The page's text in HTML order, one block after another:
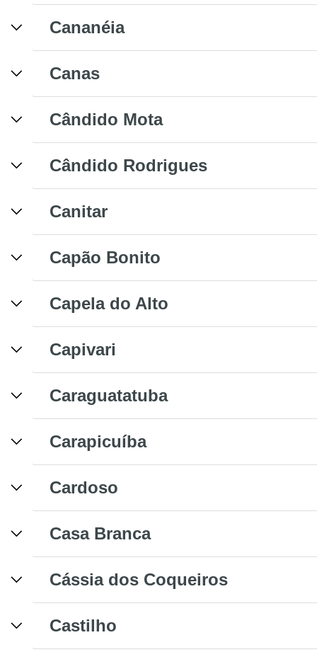
Cananéia
Canas
Cândido Mota
Cândido Rodrigues
Canitar
Capão Bonito
Capela do Alto
Capivari
Caraguatatuba
Carapicuíba
Cardoso
Casa Branca
Cássia dos Coqueiros
Castilho